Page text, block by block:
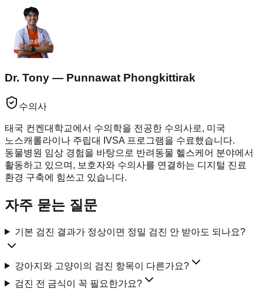
Dr. Tony — Punnawat Phongkittirak
수의사
태국 컨켄대학교에서 수의학을 전공한 수의사로, 미국
노스캐롤라이나 주립대 IVSA 프로그램을 수료했습니다.
동물병원 임상 경험을 바탕으로 반려동물 헬스케어 분야에서
활동하고 있으며, 보호자와 수의사를 연결하는 디지털 진료
환경 구축에 힘쓰고 있습니다.
자주 묻는 질문
기본 검진 결과가 정상이면 정밀 검진 안 받아도 되나요?
강아지와 고양이의 검진 항목이 다른가요?
검진 전 금식이 꼭 필요한가요?